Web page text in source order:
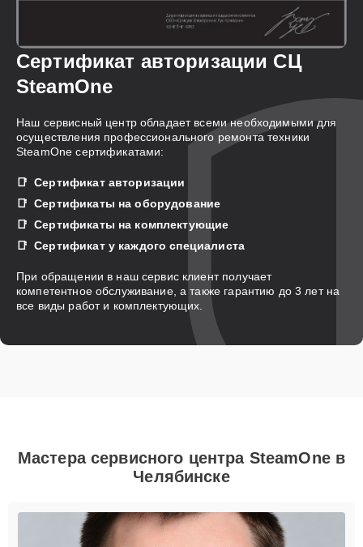
Сертификат авторизации СЦ
SteamOne
Наш сервисный центр обладает всеми необходимыми для
осуществления профессионального ремонта техники
SteamOne сертификатами:
Сертификат авторизации
Сертификаты на оборудование
Сертификаты на комплектующие
Сертификат у каждого специалиста
При обращении в наш сервис клиент получает
компетентное обслуживание, а также гарантию до 3 лет на
все виды работ и комплектующих.
Мастера сервисного центра SteamOne в
Челябинске